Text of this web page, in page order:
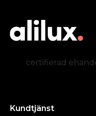
certifierad
Kundtjänst